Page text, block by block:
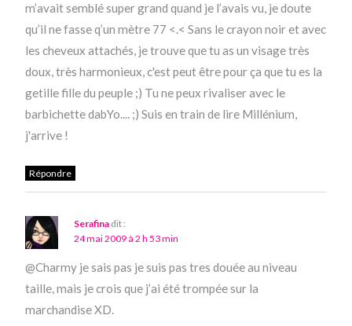
m’avait semblé super grand quand je l’avais vu, je doute
qu’il ne fasse q’un mètre 77 <.< Sans le crayon noir et avec
les cheveux attachés, je trouve que tu as un visage très
doux, très harmonieux, c'est peut être pour ça que tu es la
getille fille du peuple ;) Tu ne peux rivaliser avec le
barbichette dabYo.... ;) Suis en train de lire Millénium,
j'arrive !
Répondre
Serafina dit :
24 mai 2009 à 2 h 53 min
@Charmy je sais pas je suis pas tres douée au niveau
taille, mais je crois que j’ai été trompée sur la
marchandise XD.